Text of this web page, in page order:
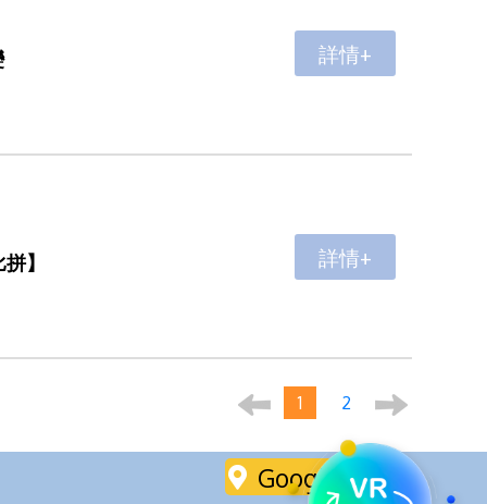
詳情+
】 詳情+
1 2
Google Maps